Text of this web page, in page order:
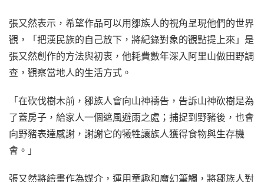
張又然表示，希望作品可以用鄒族人的視角呈現他們的世界
觀，「把漢民族的自己放下，將紀錄對象的觀點提上來」是
張又然創作的方法與初衷，他耗費數年深入阿里山做田野調
查，觀察當地人的生活方式。
「在砍伐樹木前，鄒族人會向山神禱告，告訴山神砍樹是為
了蓋房子，給家人一個遮風避雨之處；捕捉到野豬後，也會
向野豬表達感謝，謝謝它的犧牲讓族人獲得食物與生存機
會。」
張又然將繪畫作為媒介，運用童趣和魔幻筆觸，將鄒族人對